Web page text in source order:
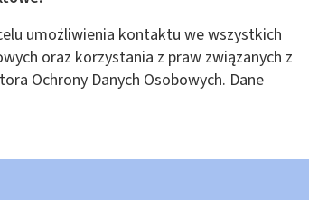
umożliwienia kontaktu we wszystkich
oraz korzystania z praw związanych z
Ochrony Danych Osobowych. Dane